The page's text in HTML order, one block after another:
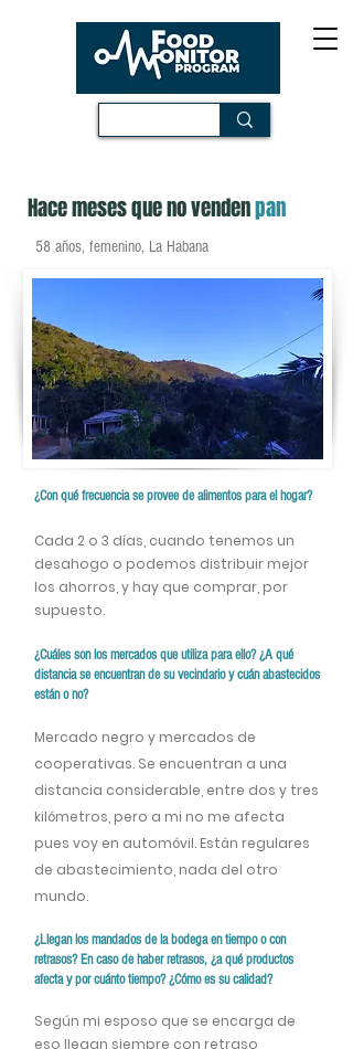
Hace meses que no vendenpan
58 años, femenino, La Habana
¿Con qué frecuencia se provee de alimentos para el hogar?
Cada 2 o 3 días, cuando tenemos un
desahogo o podemos distribuir mejor
los ahorros, y hay que comprar, por
supuesto.
¿Cuáles son los mercados que utiliza para ello? ¿A qué
distancia se encuentran de su vecindario y cuán abastecidos
están o no?
Mercado negro y mercados de
cooperativas. Se encuentran a una
distancia considerable, entre dos y tres
kilómetros, pero a mi no me afecta
pues voy en automóvil. Están regulares
de abastecimiento, nada del otro
mundo.
¿Llegan los mandados de la bodega en tiempo o con
retrasos? En caso de haber retrasos, ¿a qué productos
afecta y por cuánto tiempo? ¿Cómo es su calidad?
Según mi esposo que se encarga de
eso llegan siempre con retraso,